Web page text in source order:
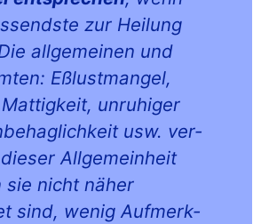
zur Hei­lung
all­ge­mei­nen und
Eßlust­man­gel,
unru­hi­ger
usw. ver­
All­ge­mein­heit
sie nicht näher
sind, wenig Auf­merk­